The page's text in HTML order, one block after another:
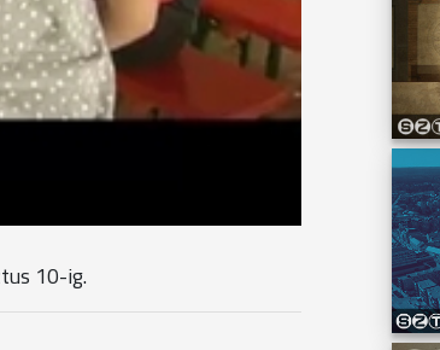
hogy a Balatonnál vagy a
10-ig.